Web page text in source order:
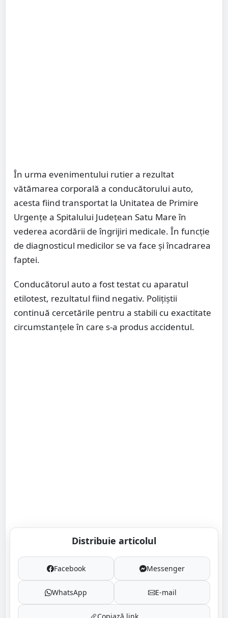
În urma evenimentului rutier a rezultat
vătămarea corporală a conducătorului auto,
acesta fiind transportat la Unitatea de Primire
Urgențe a Spitalului Județean Satu Mare în
vederea acordării de îngrijiri medicale. În funcție
de diagnosticul medicilor se va face și încadrarea
faptei.
Conducătorul auto a fost testat cu aparatul
etilotest, rezultatul fiind negativ. Polițiștii
continuă cercetările pentru a stabili cu exactitate
circumstanțele în care s-a produs accidentul.
Distribuie articolul
Facebook Messenger
WhatsApp E-mail